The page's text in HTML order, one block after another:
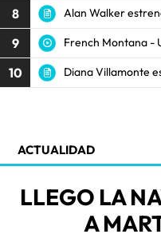
8 Alan Walker
9 French Montana -
10 Diana Villamonte
ACTUALIDAD
LLEGO LA
A